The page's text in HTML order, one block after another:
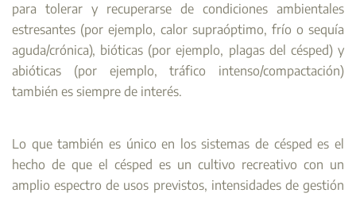
para tolerar y recuperarse de condiciones ambientales
estresantes (por ejemplo, calor supraóptimo, frío o sequía
aguda/crónica), bióticas (por ejemplo, plagas del césped) y
abióticas (por ejemplo, tráfico intenso/compactación)
también es siempre de interés.
Lo que también es único en los sistemas de césped es el
hecho de que el césped es un cultivo recreativo con un
amplio espectro de usos previstos, intensidades de gestión